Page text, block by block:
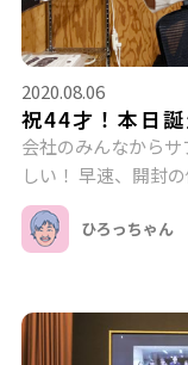
2020.08.06
祝44才！本日
会社のみんなから
しい！ 早速、開封
ひろっちゃん